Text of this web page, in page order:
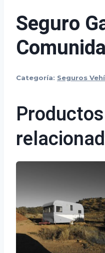
Seguro
Categoría: Seguros
Productos